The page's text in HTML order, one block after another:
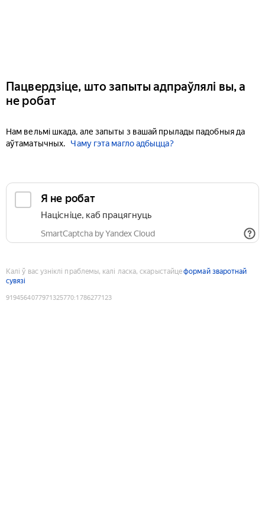
Пацвердзіце, што запыты адпраўлялі вы, а
не робат
Нам вельмі шкада, але запыты з вашай прылады падобныя да
аўтаматычных.
Чаму гэта магло адбыцца?
Я не робат
Націсніце, каб працягнуць
SmartCaptcha by Yandex Cloud
Калі ў вас узніклі праблемы, калі ласка, скарыстайцеформай зваротнай
сувязі
9194564077971325770:1786277123